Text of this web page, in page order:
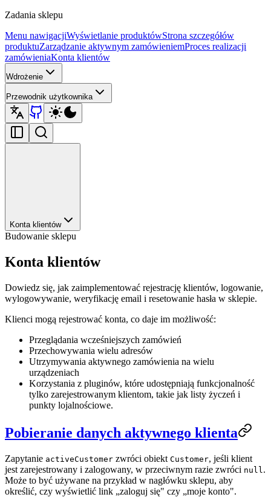
Zadania sklepu
Menu nawigacjiWyświetlanie produktówStrona szczegółów
produktuZarządzanie aktywnym zamówieniemProces realizacji
zamówieniaKonta klientów
Wdrożenie
Przewodnik użytkownika
Konta klientów
Budowanie sklepu
Konta klientów
Dowiedz się, jak zaimplementować rejestrację klientów, logowanie,
wylogowywanie, weryfikację email i resetowanie hasła w sklepie.
Klienci mogą rejestrować konta, co daje im możliwość:
Przeglądania wcześniejszych zamówień
Przechowywania wielu adresów
Utrzymywania aktywnego zamówienia na wielu
urządzeniach
Korzystania z pluginów, które udostępniają funkcjonalność
tylko zarejestrowanym klientom, takie jak listy życzeń i
punkty lojalnościowe.
Pobieranie danych aktywnego klienta
Zapytanie activeCustomer zwróci obiekt Customer, jeśli klient
jest zarejestrowany i zalogowany, w przeciwnym razie zwróci null .
Może to być używane na przykład w nagłówku sklepu, aby
określić, czy wyświetlić link „zaloguj się" czy „moje konto".